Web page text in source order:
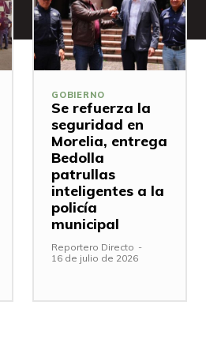
GOBIERNO
Se refuerza la
seguridad en
Morelia, entrega
Bedolla
patrullas
inteligentes a la
policía
municipal
Reportero Directo -
16 de julio de 2026